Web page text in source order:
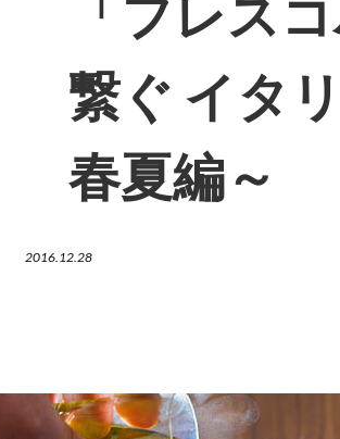
「フレス
繋ぐ イタ
春夏編～
2016.12.28